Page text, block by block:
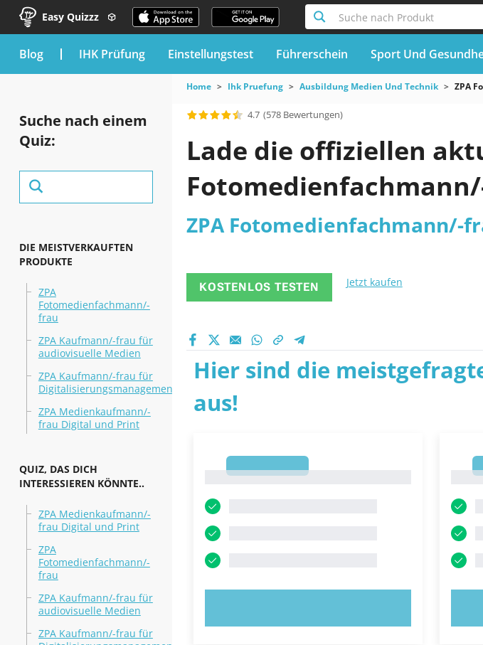
Easy Quizzz Suche nach Produkt
blog IHK Prüfung Einstellungstest Führerschein Sport Und
Suche nach einem
Quiz:
DIE MEISTVERKAUFTEN
PRODUKTE
ZPA
Fotomedienfachmann/-
frau
ZPA Kaufmann/-frau für
audiovisuelle Medien
ZPA Kaufmann/-frau für
Digitalisierungsmanagement
ZPA Medienkaufmann/-
frau Digital und Print
QUIZ, DAS DICH
INTERESSIEREN KÖNNTE..
ZPA Medienkaufmann/-
frau Digital und Print
ZPA
Fotomedienfachmann/-
frau
ZPA Kaufmann/-frau für
audiovisuelle Medien
ZPA Kaufmann/-frau für
Home Ihk Pruefung Ausbildung Medien Und Technik ZPA
4.7 (578 Bewertungen)
Lade die offiziellen
ZPA Fotomedienfachmann/-
KOSTENLOS TESTEN Jetzt kaufen
Hier sind die
aus!